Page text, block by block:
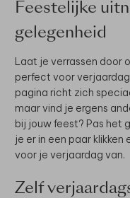
Feestelijke
gelegenheid
Laat je verrassen door
perfect voor
pagina richt zich
maar vind je ergens
bij jouw feest? Pas het
je er in een paar
voor je verjaardag van.
Zelf